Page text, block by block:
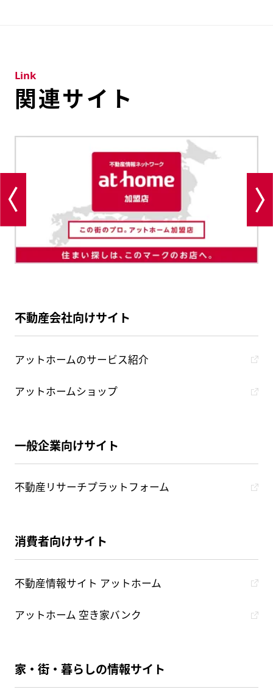
関連サイト
Link
不動産会社向けサイト
アットホームのサービス紹介
アットホームショップ
一般企業向けサイト
不動産リサーチプラットフォーム
消費者向けサイト
不動産情報サイト アットホーム
アットホーム 空き家バンク
家・街・暮らしの情報サイト